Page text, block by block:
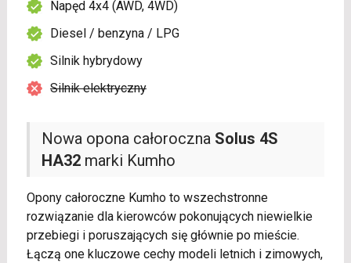
Nowa opona całoroczna Solus 4S
HA32marki Kumho
Opony całoroczne Kumho to wszechstronne
rozwiązanie dla kierowców pokonujących niewielkie
przebiegi i poruszających się głównie po mieście.
Łączą one kluczowe cechy modeli letnich i zimowych,
Napęd 4x4 (AWD, 4WD)
Diesel / benzyna / LPG
Silnik hybrydowy
Silnik elektryczny